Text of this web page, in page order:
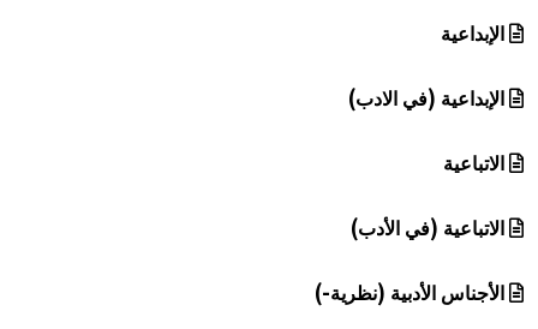
الإبداعية
الإبداعية (في الادب)
الاتباعية
الاتباعية (في الأدب)
الأجناس الأدبية (نظرية-)